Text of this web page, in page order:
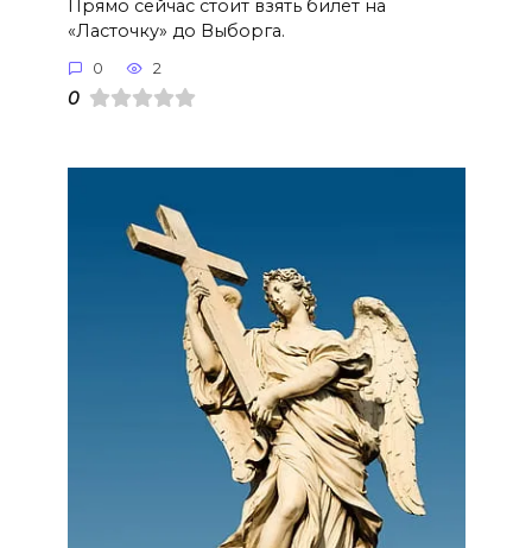
Прямо сейчас стоит взять билет на
«Ласточку» до Выборга.
0 2
0